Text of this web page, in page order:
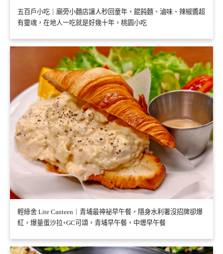
五百戶小吃｜廟旁小麵店讓人秒回童年，餛飩麵、滷味、辣椒醬超
有靈魂，在地人一吃就是好幾十年，桃園小吃
輕綠舍 Lite Canteen｜青埔最神祕早午餐，隱身水利署沒招牌卻爆
紅，爆量蛋沙拉+GC可頌，青埔早午餐，中壢早午餐